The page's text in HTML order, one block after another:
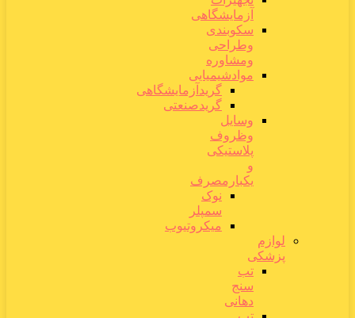
آزمایشگاهی
سکوبندی
وطراحی
ومشاوره
موادشیمیایی
گریدآزمایشگاهی
گریدصنعتی
وسایل
وظروف
پلاستیکی
و
یکبارمصرف
نوک
سمپلر
میکروتیوب
لوازم
پزشکی
تب
سنج
دهانی